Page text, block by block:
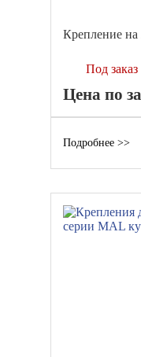
Крепление
Под заказ
Цена по
Подробнее >>